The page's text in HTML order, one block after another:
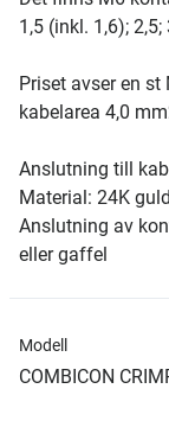
1,5 (inkl. 1,6);
Priset avser en
kabelarea 4,0
Anslutning till
Material: 24K
Anslutning av
eller gaffel
Modell
COMBICON